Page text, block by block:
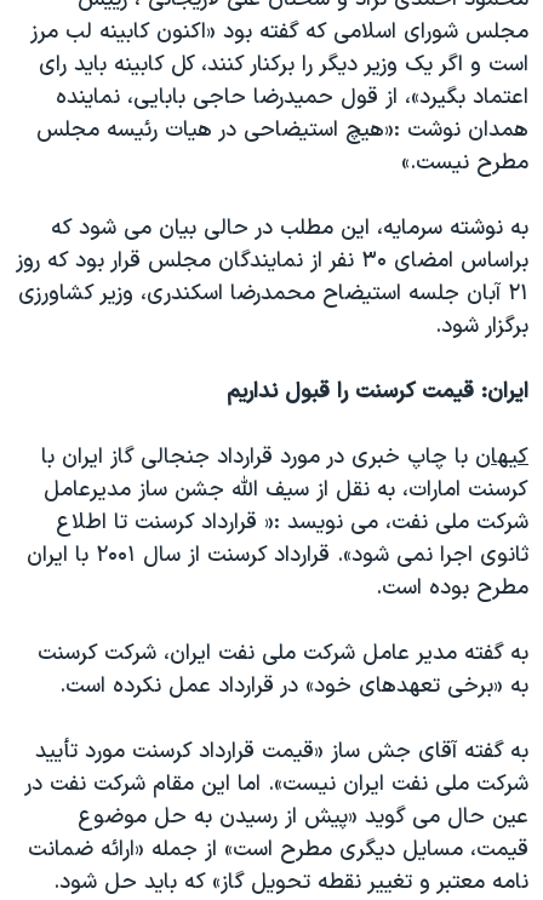
فرهنگ و زندگی
حقوق شهروندی
اقتصادی
علم و فناوری
گالری عکس
آرشیو پخش زنده
مستندها
انتخابات ریاست جمهوری آمریکا ۲۰۲۴
حمله جمهوری اسلامی به اسرائیل
رمز مهسا
اعتراضات زن، زندگی، آزادی
مجموعه مستندهای دادخواهی
تریبونال مردمی آبان ۹۸
قانون شفافیت دارائی کادر رهبری ایران
اعتراضات مردمی آبان ۹۸
اسرائیل در جنگ
نرگس محمدی برنده جایزه نوبل صلح
صفحه‌های ویژه
دنبال کنید
زبانهای مختلف
مجلس شورای اسلامی که گفته بود «اکنون کابینه لب مرز
است و اگر یک وزیر دیگر را برکنار کنند، کل کابینه باید رای
اعتماد بگیرد»، از قول حمیدرضا حاجی بابایی، نماینده
همدان نوشت :«هیچ استیضاحی در هیات رئیسه مجلس
مطرح نیست.»
به نوشته سرمایه، این مطلب در حالی بیان می شود که
براساس امضای ۳۰ نفر از نمایندگان مجلس قرار بود که روز
۲۱ آبان جلسه استیضاح محمدرضا اسکندری، وزیر کشاورزی
برگزار شود.
ایران: قیمت کرسنت را قبول نداریم
کیهان با چاپ خبری در مورد قرارداد جنجالی گاز ایران با
کرسنت امارات، به نقل از سیف الله جشن ساز مدیرعامل
شركت ملی نفت، می نویسد :« قرارداد كرسنت تا اطلاع
ثانوی اجرا نمی شود». قرارداد کرسنت از سال ۲۰۰۱ با ایران
مطرح بوده است.
به گفته مدیر عامل شرکت ملی نفت ایران، شركت كرسنت
به «برخی تعهدهای خود» در قرارداد عمل نكرده است.
به گفته آقای جش ساز «قیمت قرارداد كرسنت مورد تأیید
شركت ملی نفت ایران نیست». اما این مقام شرکت نفت در
عین حال می گوید «پیش از رسیدن به حل موضوع
قیمت، مسایل دیگری مطرح است» از جمله «ارائه ضمانت
نامه معتبر و تغییر نقطه تحویل گاز» که باید حل شود.